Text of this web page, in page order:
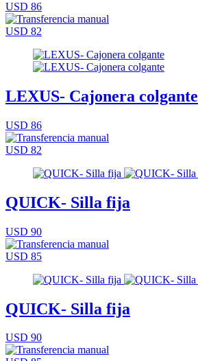
USD 86
USD 82
LEXUS- Cajonera colgante
USD 86
USD 82
QUICK- Silla fija
USD 90
USD 85
QUICK- Silla fija
USD 90